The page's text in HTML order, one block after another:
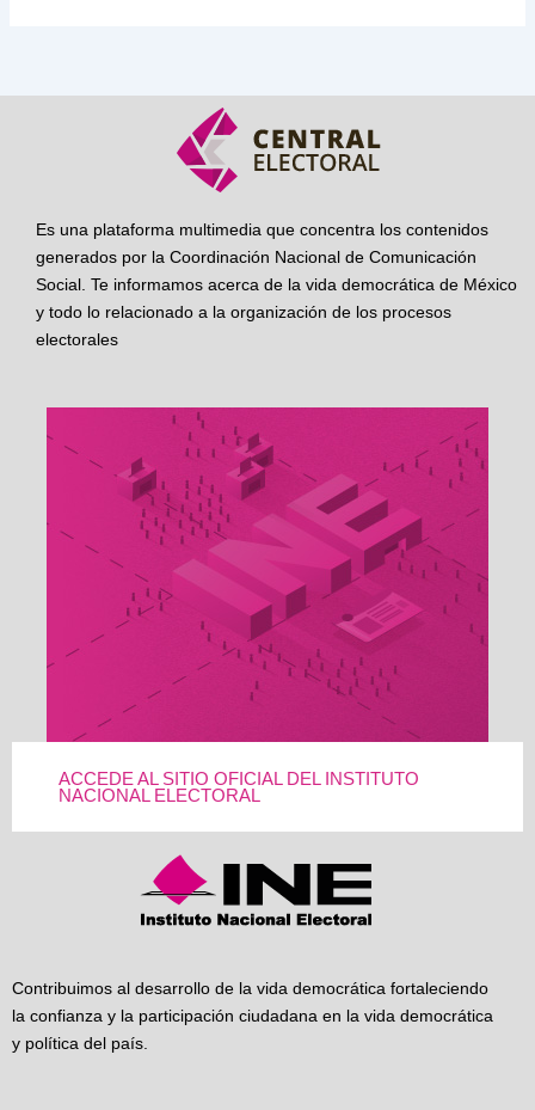
Es una plataforma multimedia que concentra los contenidos
generados por la Coordinación Nacional de Comunicación
Social. Te informamos acerca de la vida democrática de México
y todo lo relacionado a la organización de los procesos
electorales
ACCEDE AL SITIO OFICIAL DEL INSTITUTO
NACIONAL ELECTORAL
Contribuimos al desarrollo de la vida democrática fortaleciendo
la confianza y la participación ciudadana en la vida democrática
y política del país.